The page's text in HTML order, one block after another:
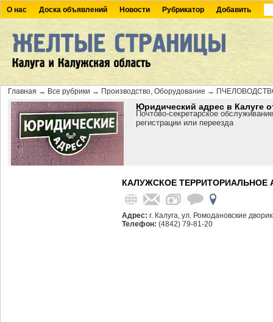
О нас Доска объявлений Новости Рубрикатор Добавить
Главная → Все рубрики → Производство, Оборудование →
Юридический адрес в Калуге
Почтово-секретарское
регистрации или переезда
КАЛУЖСКОЕ ТЕРРИТОРИАЛЬНОЕ
Адрес: г. Калуга, ул. Ромодановские
Телефон: (4842) 79-81-20